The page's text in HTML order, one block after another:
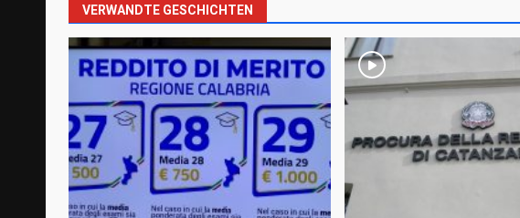
VERWANDTE GESCHICHTEN